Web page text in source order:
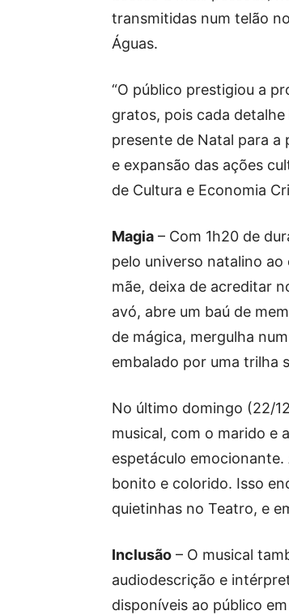
transmitidas num telão
Águas.
“O público prestigiou a
gratos, pois cada
presente de Natal para
e expansão das ações
de Cultura e Economia
Magia – Com 1h20 de
pelo universo natalino
mãe, deixa de acreditar
avó, abre um baú de
de mágica, mergulha
embalado por uma trilha
No último domingo (22/
musical, com o marido e
espetáculo emocionante.
bonito e colorido. Isso
quietinhas no Teatro, e
Inclusão – O musical
audiodescrição e
disponíveis ao público